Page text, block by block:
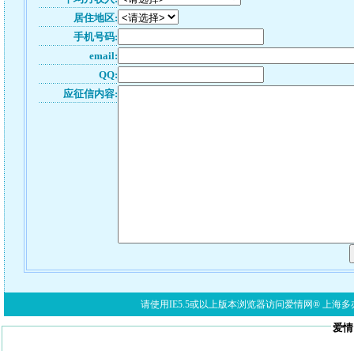
居住地区:
手机号码:
email:
QQ:
应征信内容:
请使用IE5.5或以上版本浏览器访问爱情网® 上海多
爱